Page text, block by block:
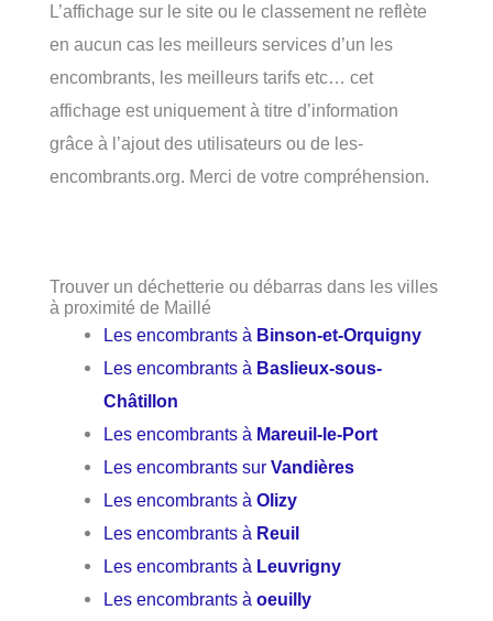
L’affichage sur le site ou le classement ne reflète
en aucun cas les meilleurs services d’un les
encombrants, les meilleurs tarifs etc… cet
affichage est uniquement à titre d’information
grâce à l’ajout des utilisateurs ou de les-
encombrants.org. Merci de votre compréhension.
Trouver un déchetterie ou débarras dans les villes
à proximité de Maillé
Les encombrants à Binson-et-Orquigny
Les encombrants à Baslieux-sous-
Châtillon
Les encombrants à Mareuil-le-Port
Les encombrants surVandières
Les encombrants àOlizy
Les encombrants à Reuil
Les encombrants à Leuvrigny
Les encombrants àoeuilly